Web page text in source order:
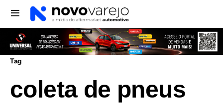
Tag
coleta de pneus